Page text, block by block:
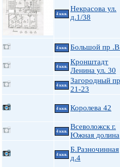
4 ккв.
Некрасова ул.
д.1/38
4 ккв. Большой пр
4 ккв.
Кронштадт
Ленина ул. 30
4 ккв.
Загородный
21-23
4 ккв. Королева 42
4 ккв.
Всеволожск г.
Южная долина
4 ккв.
Б.Разночинная
д.4